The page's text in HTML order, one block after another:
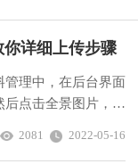
详细上传步骤
管理中，在后台界面
点击全景图片，就
2022-05-16
2081